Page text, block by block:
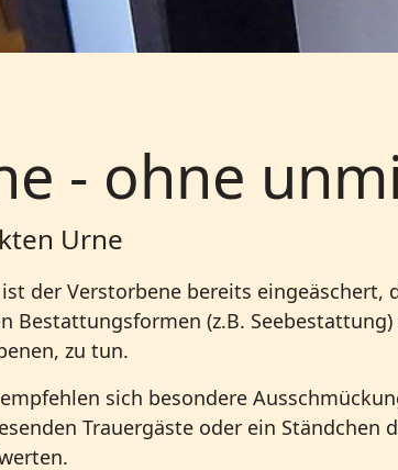
- ohne
Urne
der Verstorbene bereits
(z.B.
zu tun.
sich besondere
Trauergäste oder ein